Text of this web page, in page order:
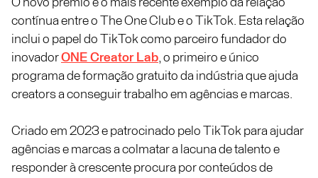
O novo prémio é o mais recente exemplo da relação
contínua entre o The One Club e o TikTok. Esta relação
inclui o papel do TikTok como parceiro fundador do
inovadorONE Creator Lab, o primeiro e único
programa de formação gratuito da indústria que ajuda
creators a conseguir trabalho em agências e marcas.
Criado em 2023 e patrocinado pelo TikTok para ajudar
agências e marcas a colmatar a lacuna de talento e
responder à crescente procura por conteúdos de